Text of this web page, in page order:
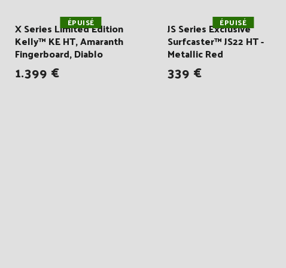
ÉPUISÉ
X Series Limited Edition
Kelly™ KE HT, Amaranth
Fingerboard, Diablo
1.399 €
ÉPUISÉ
JS Series Exclusive
Surfcaster™ JS22 HT -
Metallic Red
339 €